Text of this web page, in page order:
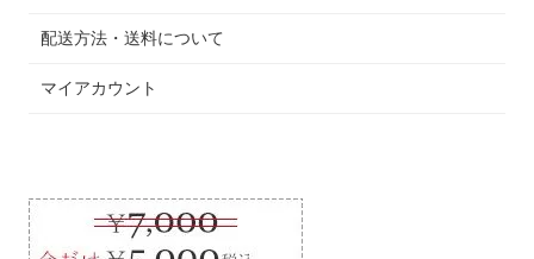
配送方法・送料について
マイアカウント